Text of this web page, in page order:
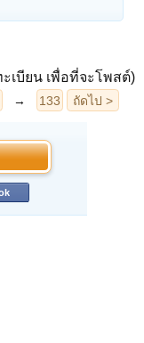
เบียน เพื่อที่จะโพสต์)